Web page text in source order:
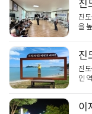
진
을
진
인